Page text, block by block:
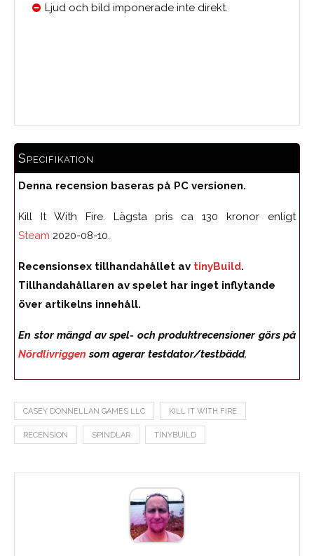
Ljud och bild imponerade inte direkt.
Specifikation
Denna recension baseras på PC versionen.
Kill It With Fire. Lägsta pris ca 130 kronor enligt
Steam 2020-08-10.
Recensionsex tillhandahållet av tinyBuild.
Tillhandahållaren av spelet har inget inflytande
över artikelns innehåll.
En stor mängd av spel- och produktrecensioner görs på
Nördlivriggen som agerar testdator/testbädd.
CASEY DONNELLAN GAMES LLC KILL IT WITH FIRE
RECENSION SPINDLAR TINYBUILD